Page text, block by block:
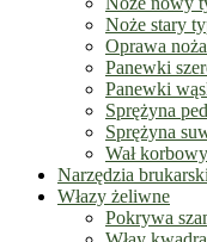
Noże stary
Oprawa noża
Panewki
Panewki
Sprężyna
Sprężyna
Wał korbowy
Narzędzia
Włazy żeliwne
Pokrywa